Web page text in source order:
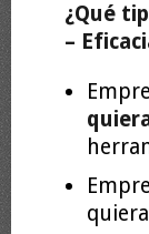
¿Qué
–